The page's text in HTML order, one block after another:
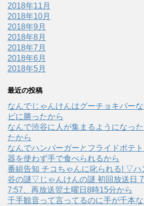
2018年11月
2018年10月
2018年9月
2018年8月
2018年7月
2018年6月
2018年5月
最近の投稿
なんでじゃんけんはグーチョキパー
ビに勝ったから
なんで渋谷に人が集まるようになっ
たから
なんでハンバーガーとフライドポテ
器を使わず手で食べられるから
番組告知 チコちゃんに叱られる! ▽
谷の謎▽じゃんけんの謎 初回放送日
7:57、再放送翌土曜日8時15分から
千手観音って言ってるのに手が千本